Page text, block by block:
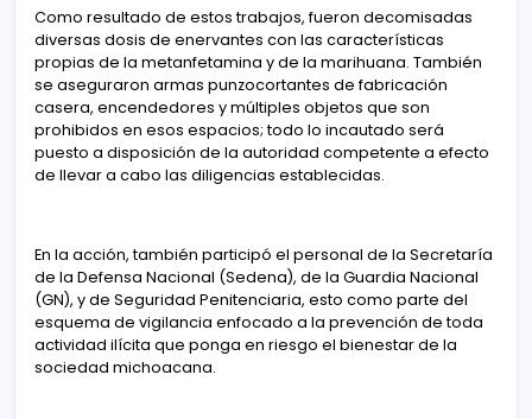
Como resultado de estos trabajos, fueron decomisadas
diversas dosis de enervantes con las características
propias de la metanfetamina y de la marihuana. También
se aseguraron armas punzocortantes de fabricación
casera, encendedores y múltiples objetos que son
prohibidos en esos espacios; todo lo incautado será
puesto a disposición de la autoridad competente a efecto
de llevar a cabo las diligencias establecidas.
En la acción, también participó el personal de la Secretaría
de la Defensa Nacional (Sedena), de la Guardia Nacional
(GN), y de Seguridad Penitenciaria, esto como parte del
esquema de vigilancia enfocado a la prevención de toda
actividad ilícita que ponga en riesgo el bienestar de la
sociedad michoacana.